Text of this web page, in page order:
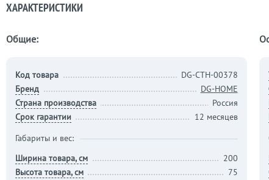
ХАРАКТЕРИСТИКИ
Общие:
Код товара
DG-CTH-00378
Бренд
DG-HOME
Страна производства
Россия
Срок гарантии
12 месяцев
Габариты и вес:
Ширина товара, см
200
Высота товара, см
75